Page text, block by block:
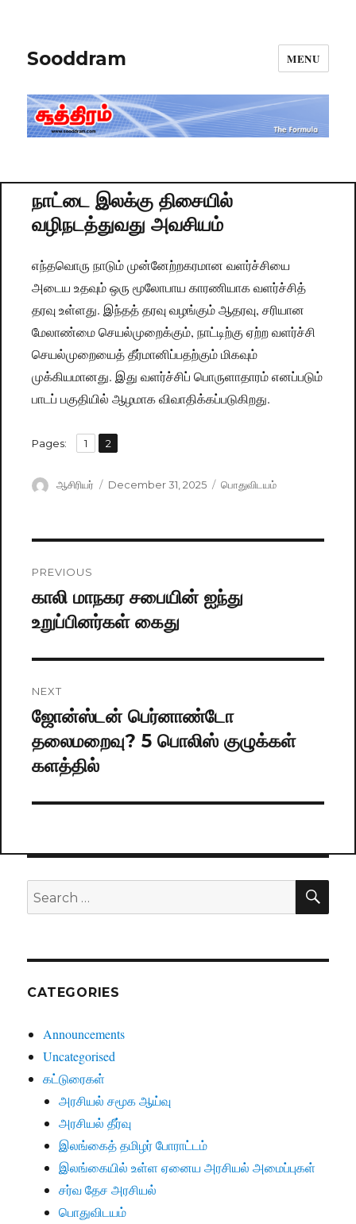
Sooddram MENU
நாட்டை இலக்கு திசையில்
வழிநடத்துவது அவசியம்
எந்தவொரு நாடும் முன்னேற்றகரமான வளர்ச்சியை
அடைய உதவும் ஒரு மூலோபாய காரணியாக வளர்ச்சித்
தரவு உள்ளது. இந்தத் தரவு வழங்கும் ஆதரவு, சரியான
மேலாண்மை செயல்முறைக்கும், நாட்டிற்கு ஏற்ற வளர்ச்சி
செயல்முறையைத் தீர்மானிப்பதற்கும் மிகவும்
முக்கியமானது. இது வளர்ச்சிப் பொருளாதாரம் எனப்படும்
பாடப் பகுதியில் ஆழமாக விவாதிக்கப்படுகிறது.
Pages: Page
1 ,
Page
2
Author
ஆசிரியர்
Posted
December 31, 2025 Categories
பொதுவிடயம்
navigation
PREVIOUS
Previous
post:
காலி மாநகர சபையின் ஐந்து
உறுப்பினர்கள் கைது
NEXT
Next
post:
ஜோன்ஸ்டன் பெர்னாண்டோ
தலைமறைவு? 5 பொலிஸ் குழுக்கள்
களத்தில்
Search
for:
CATEGORIES
Announcements
Uncategorised
கட்டுரைகள்
அரசியல் சமூக ஆய்வு
அரசியல் தீர்வு
இலங்கைத் தமிழர் போராட்டம்
இலங்கையில் உள்ள ஏனைய அரசியல் அமைப்புகள்
சர்வ தேச அரசியல்
பொதுவிடயம்